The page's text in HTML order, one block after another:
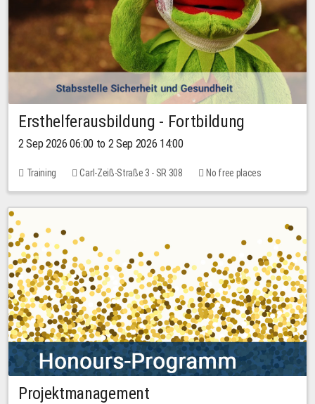
Ersthelferausbildung - Fortbildung
2 Sep 2026 06:00 to 2 Sep 2026 14:00
Training Carl-Zeiß-Straße 3 - SR 308 No free places
Projektmanagement